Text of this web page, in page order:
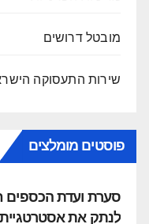
מובטל דרושים
שירות התעסוקה
פוסטים מומלצים
סערת ועדת הכספים
לנתק את אסטרטגיית